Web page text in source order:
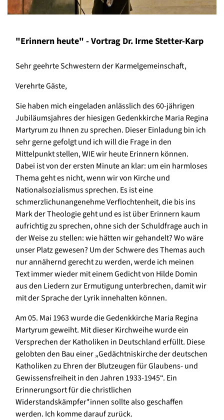
"Erinnern heute" - Vortrag Dr. Irme Stetter-Karp
Sehr geehrte Schwestern der Karmelgemeinschaft,
Verehrte Gäste,
Sie haben mich eingeladen anlässlich des 60-jährigen
Jubiläumsjahres der hiesigen Gedenkkirche Maria Regina
Martyrum zu Ihnen zu sprechen. Dieser Einladung bin ich
sehr gerne gefolgt und ich will die Frage in den
Mittelpunkt stellen, WIE wir heute Erinnern können.
Dabei ist von der ersten Minute an klar: um ein harmloses
Thema geht es nicht, wenn wir von Kirche und
Nationalsozialismus sprechen. Es ist eine
schmerzlichunangenehme Verflochtenheit, die bis ins
Mark der Theologie geht und es ist über Erinnern kaum
aufrichtig zu sprechen, ohne sich der Schuldfrage auch in
der Weise zu stellen: wie hätten wir gehandelt? Wo wäre
unser Platz gewesen? Um der Schwere des Themas auch
nur annähernd gerecht zu werden, werde ich meinen
Text immer wieder mit einem Gedicht von Hilde Domin
aus den Liedern zur Ermutigung unterbrechen, damit wir
mit der Sprache der Lyrik innehalten können.
Am 05. Mai 1963 wurde die Gedenkkirche Maria Regina
Martyrum geweiht. Mit dieser Kirchweihe wurde ein
Versprechen der Katholiken in Deutschland erfüllt. Diese
gelobten den Bau einer „Gedächtniskirche der deutschen
Katholiken zu Ehren der Blutzeugen für Glaubens- und
Gewissensfreiheit in den Jahren 1933-1945“. Ein
Erinnerungsort für die christlichen
Widerstandskämpfer*innen sollte also geschaffen
werden. Ich komme darauf zurück.